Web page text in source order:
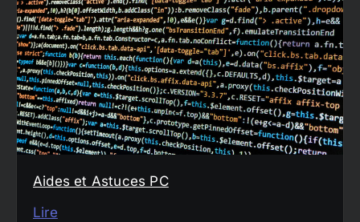
Aides et Astuces PC
Lire